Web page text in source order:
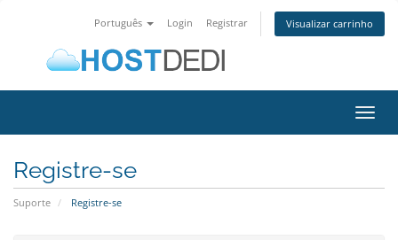
Português Login Registrar Visualizar carrinho
Registre-se
Suporte Registre-se